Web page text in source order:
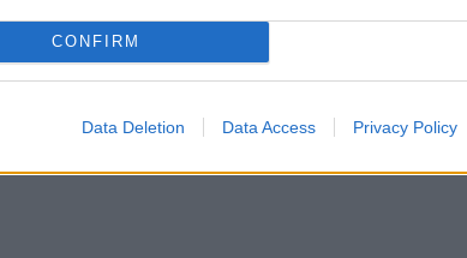
CONFIRM
Data Deletion Data Access Privacy Policy